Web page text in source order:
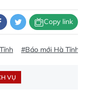
Copy link
#Báo mới Hà Tĩnh
VỤ